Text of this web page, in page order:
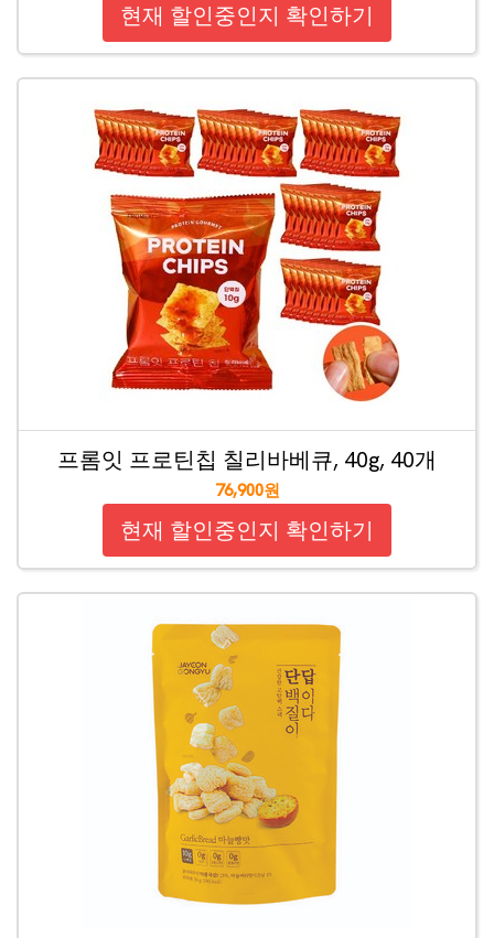
현재 할인중인지 확인하기
프롬잇 프로틴칩 칠리바베큐, 40g, 40개
76,900원
현재 할인중인지 확인하기